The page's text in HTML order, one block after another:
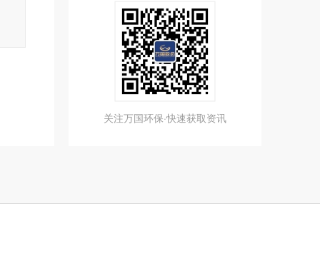
关注万国环保·快速获取资讯